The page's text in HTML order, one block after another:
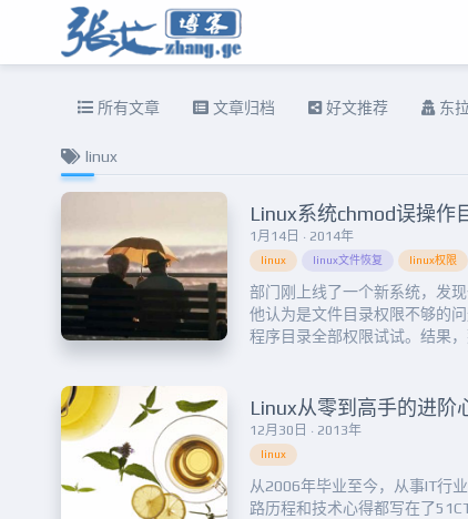
所有文章 文章归档 好文推荐 东
linux
1月14日 · 2014年
Linux系统chmod误操作
linux linux文件恢复 linux权限
部门刚上线了一个新系统，发
他认为是文件目录权限不够的
程序目录全部权限试试。结果
止命令。不出所想，系...
12月30日 · 2013年
Linux从零到高手的进阶
linux
从2006年毕业至今，从事IT行
路历程和技术心得都写在了